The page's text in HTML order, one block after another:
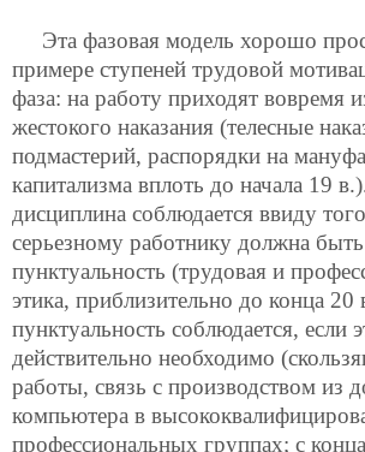
Эта фазовая модель хорошо
примере ступеней трудовой
фаза: на работу приходят вовремя
жестокого наказания (телесные
подмастерий, распорядки на
капитализма вплоть до начала 19
дисциплина соблюдается ввиду
серьезному работнику должна
пунктуальность (трудовая и
этика, приблизительно до конца
пунктуальность соблюдается, если
действительно необходимо
работы, связь с производством из
компьютера в
профессиональных группах; с